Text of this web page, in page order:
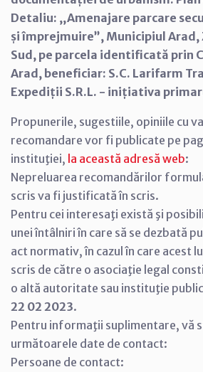
Detaliu: ,,Amenajare parcare
și împrejmuire”, Municipiul
Sud, pe parcela identificată prin
Arad, beneficiar: S.C. Larifarm
Expediții S.R.L. - inițiativa
Propunerile, sugestiile, opiniile cu
recomandare vor fi publicate pe
instituţiei, la această adresă web:
Nepreluarea recomandărilor
scris va fi justificată în scris.
Pentru cei interesaţi există şi
unei întâlniri în care să se dezbată
act normativ, în cazul în care acest
scris de către o asociaţie legal
o altă autoritate sau instituţie
22 02 2023.
Pentru informaţii suplimentare, vă
următoarele date de contact:
Persoane de contact: